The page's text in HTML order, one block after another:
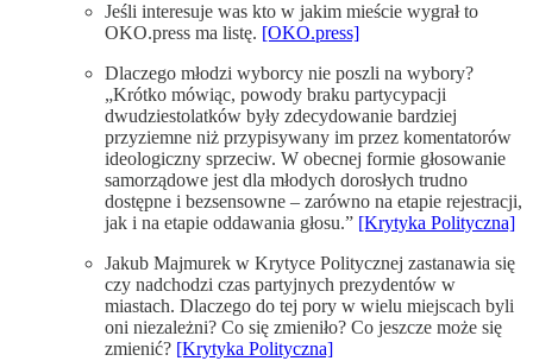
Jeśli interesuje was kto w jakim mieście wygrał to
OKO.press ma listę. [OKO.press]
Dlaczego młodzi wyborcy nie poszli na wybory?
„Krótko mówiąc, powody braku partycypacji
dwudziestolatków były zdecydowanie bardziej
przyziemne niż przypisywany im przez komentatorów
ideologiczny sprzeciw. W obecnej formie głosowanie
samorządowe jest dla młodych dorosłych trudno
dostępne i bezsensowne – zarówno na etapie rejestracji,
jak i na etapie oddawania głosu.” [Krytyka Polityczna]
Jakub Majmurek w Krytyce Politycznej zastanawia się
czy nadchodzi czas partyjnych prezydentów w
miastach. Dlaczego do tej pory w wielu miejscach byli
oni niezależni? Co się zmieniło? Co jeszcze może się
zmienić? [Krytyka Polityczna]